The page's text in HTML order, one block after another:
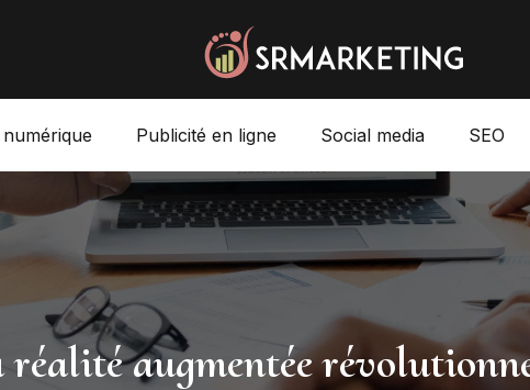
Publicité en ligne Social media SEO
réalité augmentée